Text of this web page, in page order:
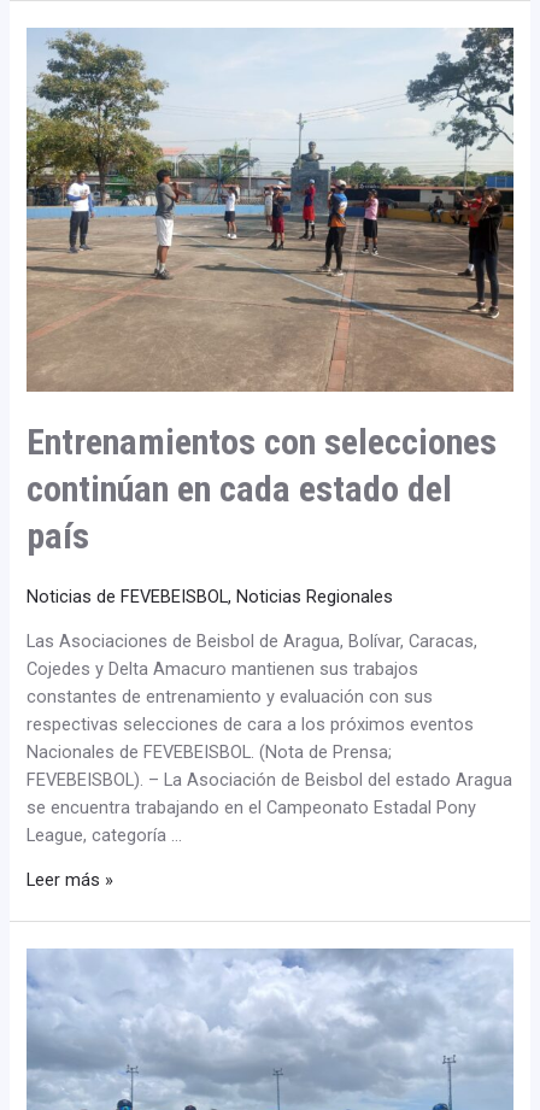
Entrenamientos con selecciones
continúan en cada estado del
país
Noticias de FEVEBEISBOL,Noticias Regionales
Las Asociaciones de Beisbol de Aragua, Bolívar, Caracas,
Cojedes y Delta Amacuro mantienen sus trabajos
constantes de entrenamiento y evaluación con sus
respectivas selecciones de cara a los próximos eventos
Nacionales de FEVEBEISBOL. (Nota de Prensa;
FEVEBEISBOL). – La Asociación de Beisbol del estado Aragua
se encuentra trabajando en el Campeonato Estadal Pony
League, categoría …
Entrenamientos
con
selecciones
continúan
en
cada
estado
país
Leer más »
trabajando
con
mirada
puesta